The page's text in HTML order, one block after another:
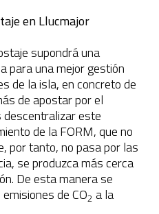
en Llucmajor
supondrá una
para una mejor gestión
de la isla, en concreto de
de apostar por el
este
de la FORM, que no
por tanto, no pasa por las
se produzca más cerca
De esta manera se
de CO2 a la